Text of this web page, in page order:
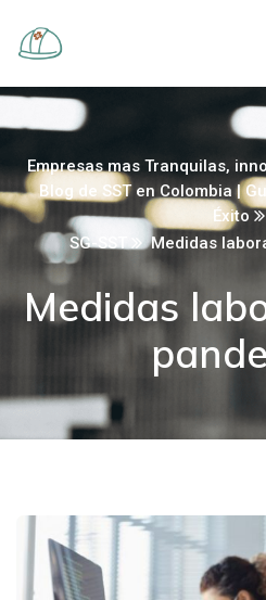
Empresas mas Tranquilas,
Blog de SST en Colombia |
Éxito
SG-SST
Medidas
Medidas